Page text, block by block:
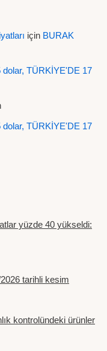
için BURAK
dolar, TÜRKİYE'DE 17
dolar, TÜRKİYE'DE 17
yüzde 40 yükseldi:
tarihli kesim
kontrolündeki ürünler